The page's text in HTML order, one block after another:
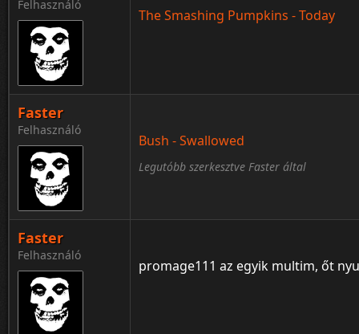
Felhasználó
The Smashing Pumpkins - Today
Faster
Felhasználó
Bush - Swallowed
Legutóbb szerkesztve Faster által
Faster
Felhasználó
promage111 az egyik multim, őt